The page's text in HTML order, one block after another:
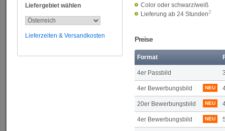
Liefergebiet wählen
Lieferzeiten & Versandkosten
Color oder schwarz/weiß
Lieferung ab 24 Stunden2
Preise
Format
4er Passbild
4er Bewerbungsbild NEU
20er Bewerbungsbild NEU
4er Bewerbungsbild NEU